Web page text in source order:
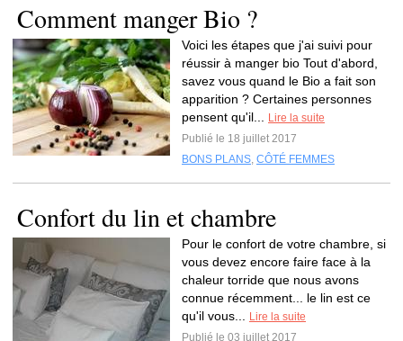
Comment manger Bio ?
Voici les étapes que j'ai suivi pour
réussir à manger bio Tout d'abord,
savez vous quand le Bio a fait son
apparition ? Certaines personnes
pensent qu'il...
Lire la suite
Publié le 18 juillet 2017
BONS PLANS, CÔTÉ FEMMES
Confort du lin et chambre
Pour le confort de votre chambre, si
vous devez encore faire face à la
chaleur torride que nous avons
connue récemment... le lin est ce
qu'il vous...
Lire la suite
Publié le 03 juillet 2017